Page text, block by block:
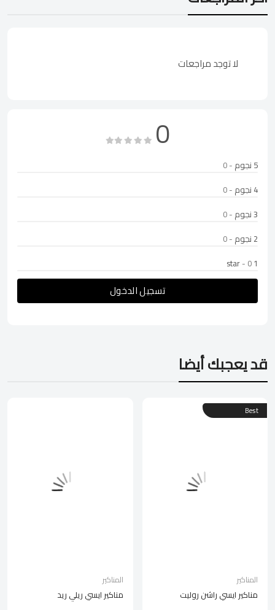
لا توجد مراجعات
0
5 نجوم
- 0
4 نجوم
- 0
3 نجوم
- 0
2 نجوم
- 0
1 star
- 0
تسجيل الدخول
قد يعجبك أيضا
المناكير
مناكير ايسي ريلي ريد
Best
المناكير
مناكير ايسي راشن روليت